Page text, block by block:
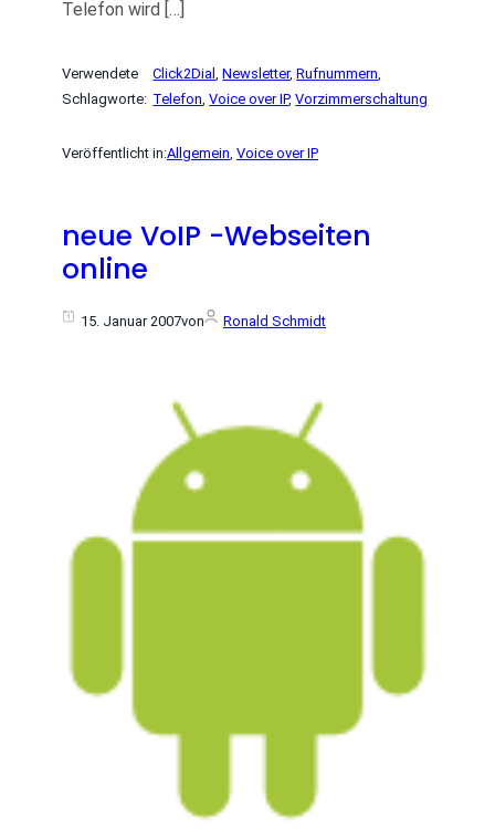
Telefon wird […]
Verwendete
Schlagworte:
Click2Dial, Newsletter, Rufnummern
Telefon, Voice over IP, Vorzimmerschaltung
Veröffentlicht in:Allgemein, Voice over IP
neue VoIP -Webseiten
online
15. Januar 2007von Ronald Schmidt